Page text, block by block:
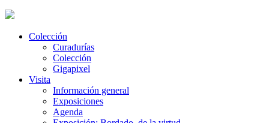
Colección
Curadurías
Colección
Gigapixel
Visita
Información general
Exposiciones
Agenda